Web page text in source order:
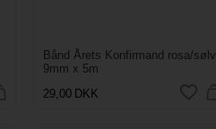
Bånd Årets Konfirmand rosa/sølv
9mm x 5m
29,00 DKK